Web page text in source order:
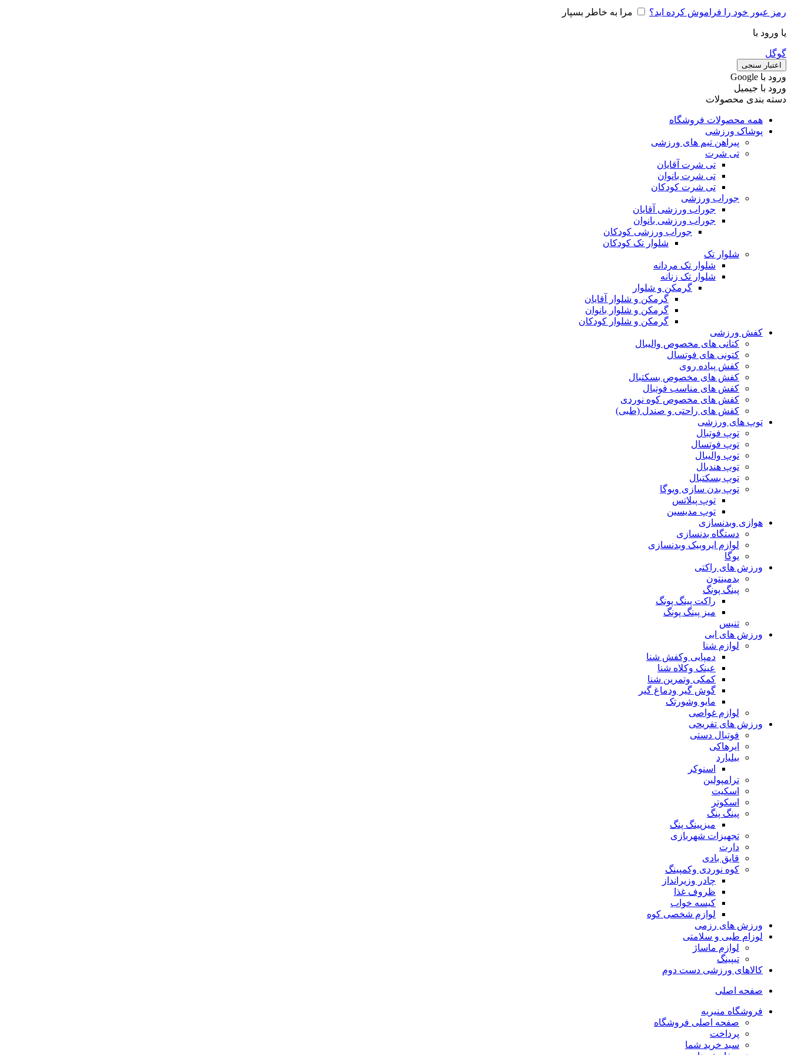
رمز عبور خود را فراموش کرده اید؟ مرا به خاطر بسپار
یا ورود با
گوگل
اعتبار سنجی
ورود با ‫Google
ورود با جیمیل
دسته بندی محصولات
همه محصولات فروشگاه
پوشاک ورزشی
پیراهن تیم های ورزشی
تی شرت
تی شرت آقایان
تی شرت بانوان
تی شرت کودکان
جوراب ورزشی
جوراب ورزشی آقایان
جوراب ورزشی بانوان
جوراب ورزشی کودکان
شلوار تک کودکان
شلوار تک
شلوار تک مردانه
شلوار تک زنانه
گرمکن و شلوار
گرمکن و شلوار آقایان
گرمکن و شلوار بانوان
گرمکن و شلوار کودکان
کفش ورزشی
کتانی های مخصوص والیبال
کتونی های فوتسال
کفش پیاده روی
کفش های مخصوص بسکتبال
کفش های مناسب فوتبال
کفش های مخصوص کوه نوردی
کفش های راحتی و صندل (طبی)
توپ های ورزشی
توپ فوتبال
توپ فوتسال
توپ والیبال
توپ هندبال
توپ بسکتبال
توپ بدن سازی ویوگا
توپ پیلاتس
توپ مدیسین
هوازی وبدنسازی
دستگاه بدنسازی
لوازم ایروبیک وبدنسازی
یوگا
ورزش های راکتی
بدمینتون
پینگ پونگ
راکت پینگ پونگ
میز پینگ پونگ
تنیس
ورزش های ابی
لوازم شنا
دمپایی وکفش شنا
عینک وکلاه شنا
کمکی وتمرین شنا
گوش گیر ودماغ گیر
مایو وشورتک
لوازم غواصی
ورزش های تفریحی
فوتبال دستی
ایرهاکی
بیلیارد
اسنوکر
ترامپولین
اسکیت
اسکوتر
پینگ پنگ
میزپینگ پنگ
تجهیزات شهربازی
دارت
قایق بادی
کوه نوردی وکمپینگ
چادر وزیرانداز
ظروف غذا
کیسه خواب
لوازم شخصی کوه
ورزش های رزمی
لوزام طبی و سلامتی
لوازم ماساژ
تیپینگ
کالاهای ورزشی دست دوم
صفحه اصلی
فروشگاه منیریه
صفحه اصلی فروشگاه
پرداخت
سبد خرید شما